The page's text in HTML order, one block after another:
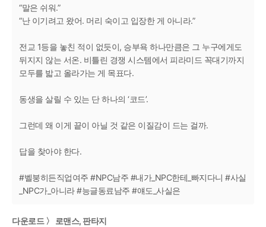
“말은 쉬워.”
“난 이기려고 왔어. 머리 숙이고 입장한 게 아니라.”
전교 1등을 놓친 적이 없듯이, 승부욕 하나만큼은 그 누구에게도
뒤지지 않는 서온. 비틀린 경쟁 시스템에서 피라미드 꼭대기까지
모두를 밟고 올라가는 게 목표다.
동생을 살릴 수 있는 단 하나의 ‘코드’.
그런데 왜 이게 끝이 아닐 것 같은 이질감이 드는 걸까.
답을 찾아야 한다.
#벨붕히든직업여주 #NPC남주 #내가_NPC한테_빠지다니 #사실
_NPC가_아니라 #능글동료남주 #얘도_사실은
다운로드 〉 로맨스, 판타지